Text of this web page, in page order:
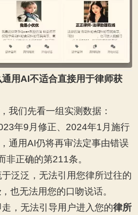
用AI不适合直接用于律师获
我们先看一组实测数据：
年9月修正、2024年1月施行
通用AI仍将再审法定事由错误
非正确的第211条。
于泛泛，无法引用您律所过往的
，也无法用您的口吻说话。
，无法引导用户进入您的律所